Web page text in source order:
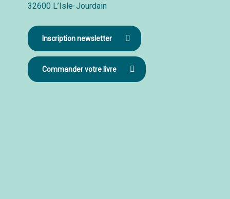
32600 L’Isle-Jourdain
Inscription newsletter
Commander votre livre